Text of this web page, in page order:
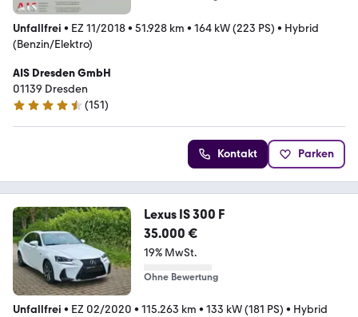
Unfallfrei • EZ 11/2018• 51.928 km • 164 kW (223 PS) • Hybrid
(Benzin/Elektro)
AIS Dresden GmbH
01139 Dresden
4.5 Sterne
(151)
Kontakt Parken
Lexus IS 300 F
35.000 €
19% MwSt.
Ohne Bewertung
Unfallfrei • EZ 02/2020 • 115.263 km • 133 kW (181 PS) • Hybrid